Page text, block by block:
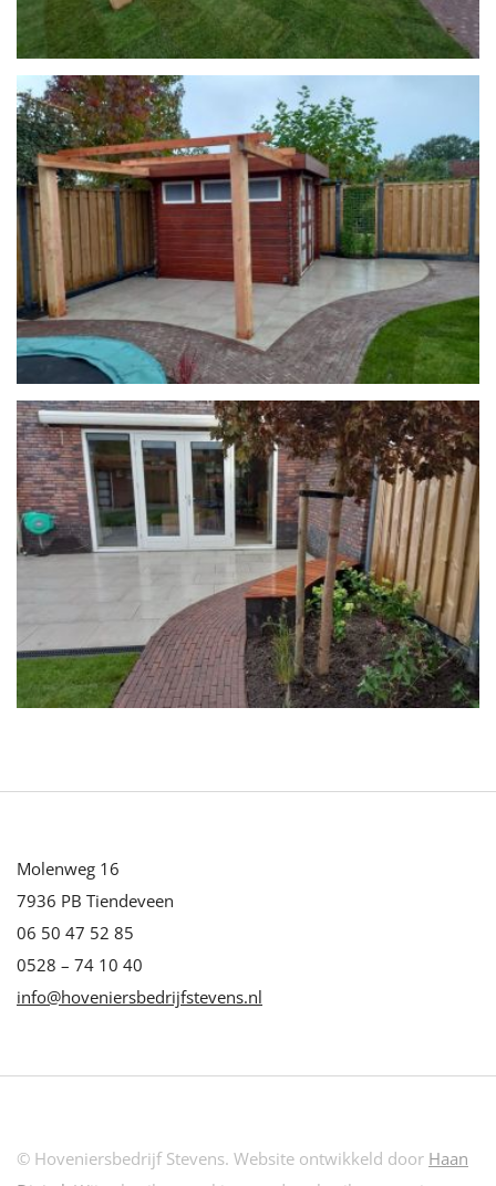
Molenweg 16
7936 PB Tiendeveen
06 50 47 52 85
0528 – 74 10 40
info@hoveniersbedrijfstevens.nl
© Hoveniersbedrijf Stevens. Website ontwikkeld door Haan